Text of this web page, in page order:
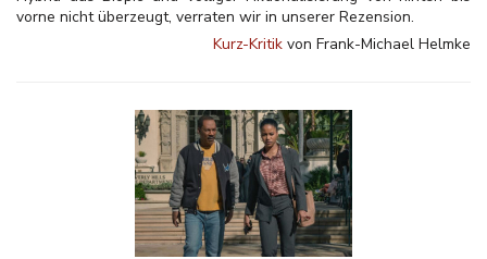
vorne nicht überzeugt, verraten wir in unserer Rezension.
Kurz-Kritik von Frank-Michael Helmke